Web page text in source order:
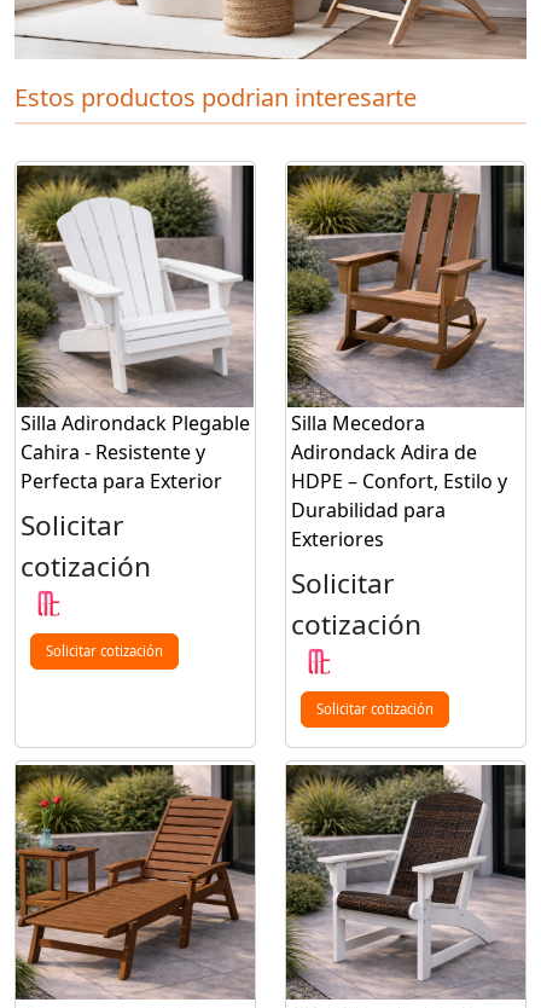
Estos productos podrian interesarte
Silla Adirondack Plegable
Cahira - Resistente y
Perfecta para Exterior
Solicitar
cotización
Solicitar cotización
Silla Mecedora
Adirondack Adira de
HDPE – Confort, Estilo y
Durabilidad para
Exteriores
Solicitar
cotización
Solicitar cotización